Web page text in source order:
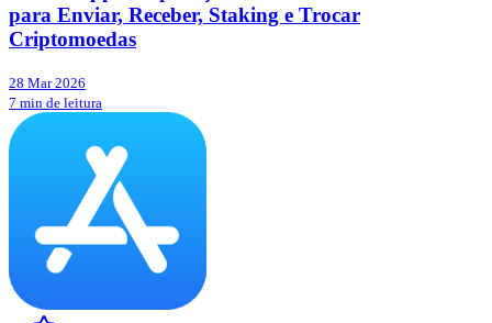
para Enviar, Receber, Staking e Trocar
Criptomoedas
28 Mar 2026
7 min de leitura